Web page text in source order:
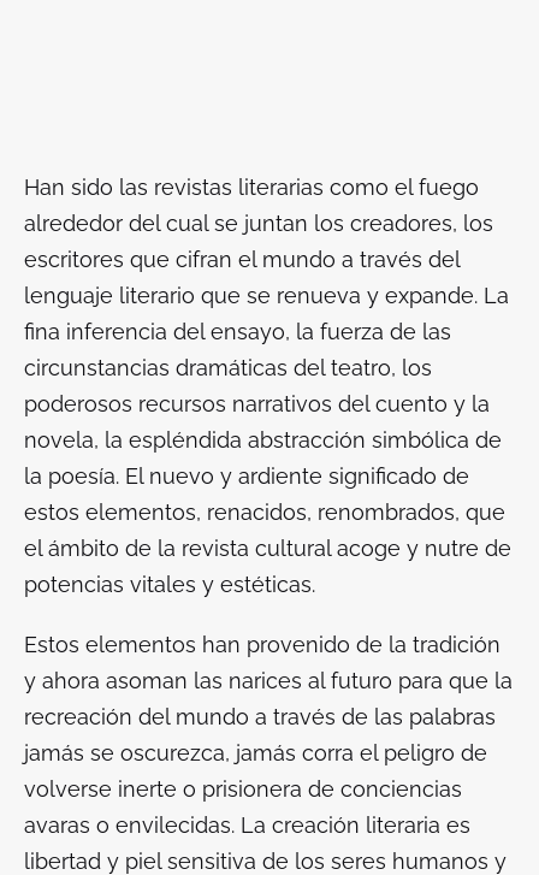
Han sido las revistas literarias como el fuego
alrededor del cual se juntan los creadores, los
escritores que cifran el mundo a través del
lenguaje literario que se renueva y expande. La
fina inferencia del ensayo, la fuerza de las
circunstancias dramáticas del teatro, los
poderosos recursos narrativos del cuento y la
novela, la espléndida abstracción simbólica de
la poesía. El nuevo y ardiente significado de
estos elementos, renacidos, renombrados, que
el ámbito de la revista cultural acoge y nutre de
potencias vitales y estéticas.
Estos elementos han provenido de la tradición
y ahora asoman las narices al futuro para que la
recreación del mundo a través de las palabras
jamás se oscurezca, jamás corra el peligro de
volverse inerte o prisionera de conciencias
avaras o envilecidas. La creación literaria es
libertad y piel sensitiva de los seres humanos y